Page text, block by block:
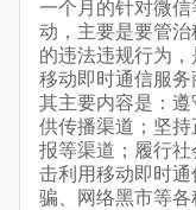
一个月的针对微
动，主要是要管
的违法违规行为
移动即时通信服务
其主要内容是：
供传播渠道；坚
报等渠道；履行
击利用移动即时
骗、网络黑市等各